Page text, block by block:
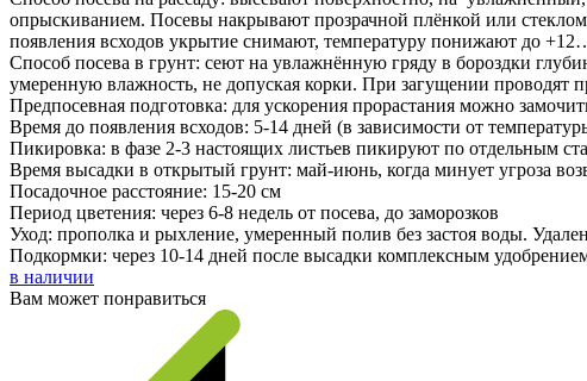
опрыскиванием. Посевы накрывают прозрачной плёнкой или
появления всходов укрытие снимают, температуру понижают до
Способ посева в грунт: сеют на увлажнённую гряду в бороздки
умеренную влажность, не допуская корки. При загущении проводят
Предпосевная подготовка: для ускорения прорастания можно
Время до появления всходов: 5-14 дней (в зависимости от
Пикировка: в фазе 2-3 настоящих листьев пикируют по отдельным
Время высадки в открытый грунт: май-июнь, когда минует угроза
Посадочное расстояние: 15-20 см
Период цветения: через 6-8 недель от посева, до заморозков
Уход: прополка и рыхление, умеренный полив без застоя воды.
Подкормки: через 10-14 дней после высадки комплексным
в наличии
Вам может понравиться